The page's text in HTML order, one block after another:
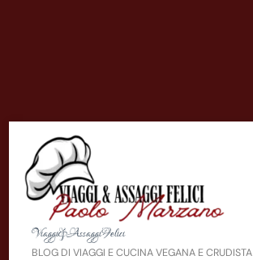
Viaggi&AssaggiFelici
BLOG DI VIAGGI E CUCINA VEGANA E CRUDISTA